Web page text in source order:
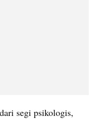
segi psikologis,